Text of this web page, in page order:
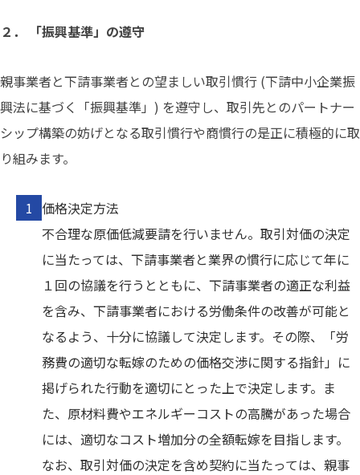
２． 「振興基準」の遵守
親事業者と下請事業者との望ましい取引慣行 (下請中小企業振
興法に基づく「振興基準」) を遵守し、取引先とのパートナー
シップ構築の妨げとなる取引慣行や商慣行の是正に積極的に取
り組みます。
価格決定方法
不合理な原価低減要請を行いません。取引対価の決定
に当たっては、下請事業者と業界の慣行に応じて年に
１回の協議を行うとともに、下請事業者の適正な利益
を含み、下請事業者における労働条件の改善が可能と
なるよう、十分に協議して決定します。その際、「労
務費の適切な転嫁のための価格交渉に関する指針」に
掲げられた行動を適切にとった上で決定します。ま
た、原材料費やエネルギーコストの高騰があった場合
には、適切なコスト増加分の全額転嫁を目指します。
なお、取引対価の決定を含め契約に当たっては、親事